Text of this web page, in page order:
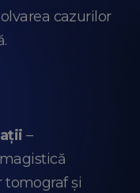
cazurilor
–
tomograf și